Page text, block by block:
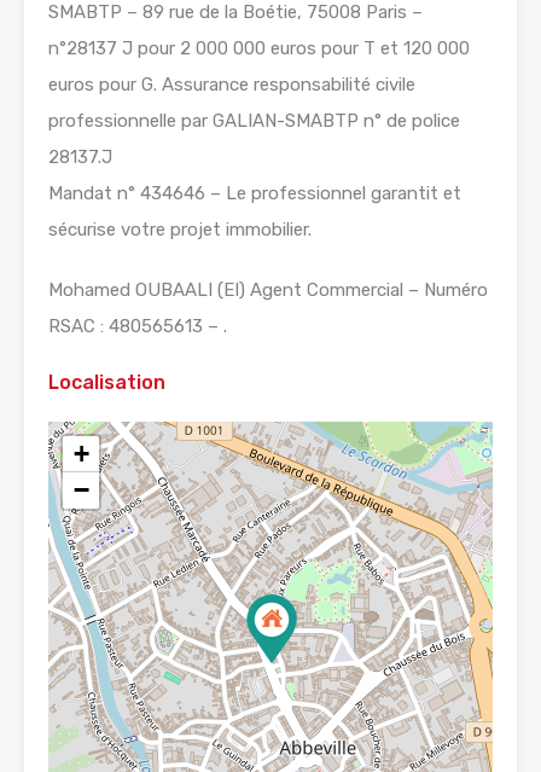
SMABTP – 89 rue de la Boétie, 75008 Paris –
n°28137 J pour 2 000 000 euros pour T et 120 000
euros pour G. Assurance responsabilité civile
professionnelle par GALIAN-SMABTP n° de police
28137.J
Mandat n° 434646 – Le professionnel garantit et
sécurise votre projet immobilier.
Mohamed OUBAALI (EI) Agent Commercial – Numéro
RSAC : 480565613 – .
Localisation
+
−